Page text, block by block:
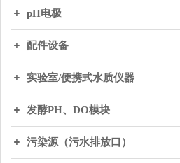
pH电极
配件设备
实验室/便携式水质仪器
发酵PH、DO模块
污染源（污水排放口）